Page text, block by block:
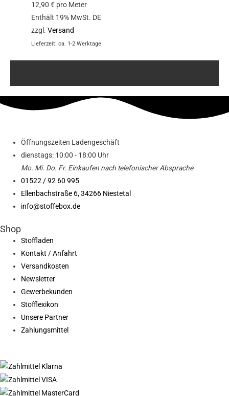
12,90€ pro Meter
Enthält 19% MwSt. DE
zzgl.Versand
Lieferzeit: ca. 1-2 Werktage
Öffnungszeiten Ladengeschäft
dienstags: 10:00 - 18:00 Uhr
Mo. Mi. Do. Fr. Einkaufen nach telefonischer Absprache
01522 / 92 60 995
Ellenbachstraße 6, 34266 Niestetal
info@stoffebox.de
Shop
Stoffladen
Kontakt / Anfahrt
Versandkosten
Newsletter
Gewerbekunden
Stofflexikon
Unsere Partner
Zahlungsmittel